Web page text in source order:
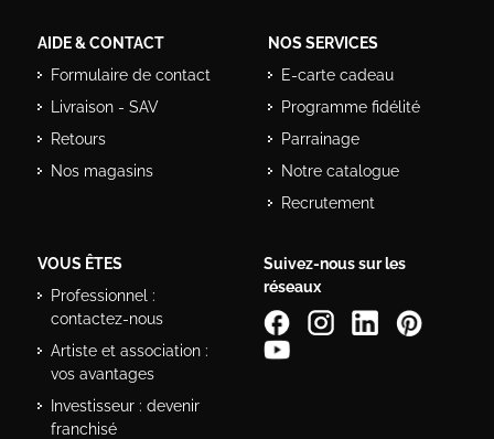
AIDE & CONTACT
Formulaire de contact
Livraison - SAV
Retours
Nos magasins
NOS SERVICES
E-carte cadeau
Programme fidélité
Parrainage
Notre catalogue
Recrutement
VOUS ÊTES
Professionnel :
contactez-nous
Artiste et association :
vos avantages
Investisseur : devenir
franchisé
Suivez-nous sur les
réseaux